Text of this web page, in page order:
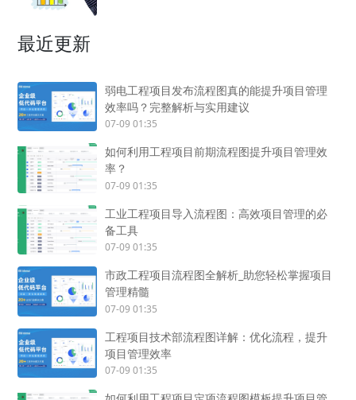
最近更新
弱电工程项目发布流程图真的能提升项目管理
效率吗？完整解析与实用建议
07-09 01:35
如何利用工程项目前期流程图提升项目管理效
率？
07-09 01:35
工业工程项目导入流程图：高效项目管理的必
备工具
07-09 01:35
市政工程项目流程图全解析_助您轻松掌握项目
管理精髓
07-09 01:35
工程项目技术部流程图详解：优化流程，提升
项目管理效率
07-09 01:35